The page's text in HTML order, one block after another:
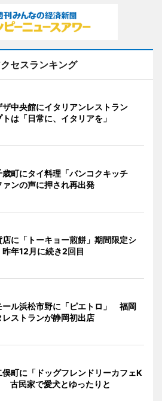
セスランキング
ザ中央館にイタリアンレストラン
トは「日常に、イタリアを」
歳町にタイ料理「バンコクキッチ
ンの声に押され再出発
店に「トーキョー煎餅」期間限定シ
年12月に続き2回目
ール浜松市野に「ピエトロ」 福岡
レストランが静岡初出店
俣町に「ドッグフレンドリーカフェK
古民家で愛犬とゆったりと